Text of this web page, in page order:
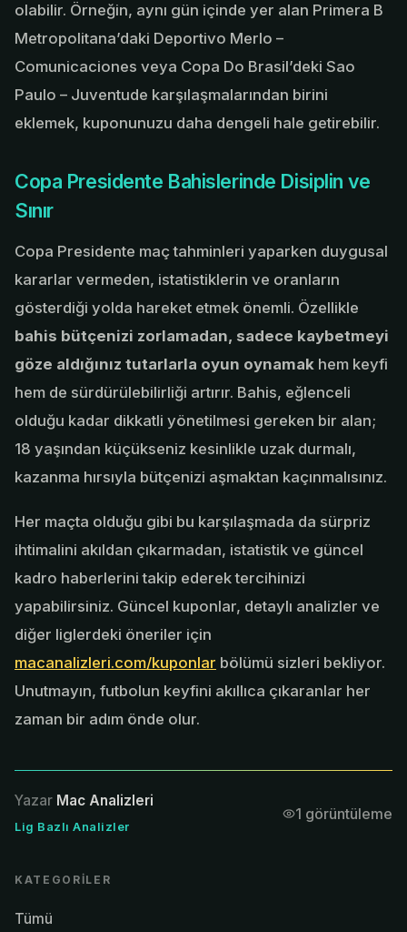
olabilir. Örneğin, aynı gün içinde yer alan Primera B
Metropolitana’daki Deportivo Merlo –
Comunicaciones veya Copa Do Brasil’deki Sao
Paulo – Juventude karşılaşmalarından birini
eklemek, kuponunuzu daha dengeli hale getirebilir.
Copa Presidente Bahislerinde Disiplin ve
Sınır
Copa Presidente maç tahminleri yaparken duygusal
kararlar vermeden, istatistiklerin ve oranların
gösterdiği yolda hareket etmek önemli. Özellikle
bahis bütçenizi zorlamadan, sadece kaybetmeyi
göze aldığınız tutarlarla oyun oynamak hem keyfi
hem de sürdürülebilirliği artırır. Bahis, eğlenceli
olduğu kadar dikkatli yönetilmesi gereken bir alan;
18 yaşından küçükseniz kesinlikle uzak durmalı,
kazanma hırsıyla bütçenizi aşmaktan kaçınmalısınız.
Her maçta olduğu gibi bu karşılaşmada da sürpriz
ihtimalini akıldan çıkarmadan, istatistik ve güncel
kadro haberlerini takip ederek tercihinizi
yapabilirsiniz. Güncel kuponlar, detaylı analizler ve
diğer liglerdeki öneriler için
macanalizleri.com/kuponlar bölümü sizleri bekliyor.
Unutmayın, futbolun keyfini akıllıca çıkaranlar her
zaman bir adım önde olur.
Yazar Mac Analizleri
Lig Bazlı Analizler
1 görüntüleme
KATEGORILER
Tümü